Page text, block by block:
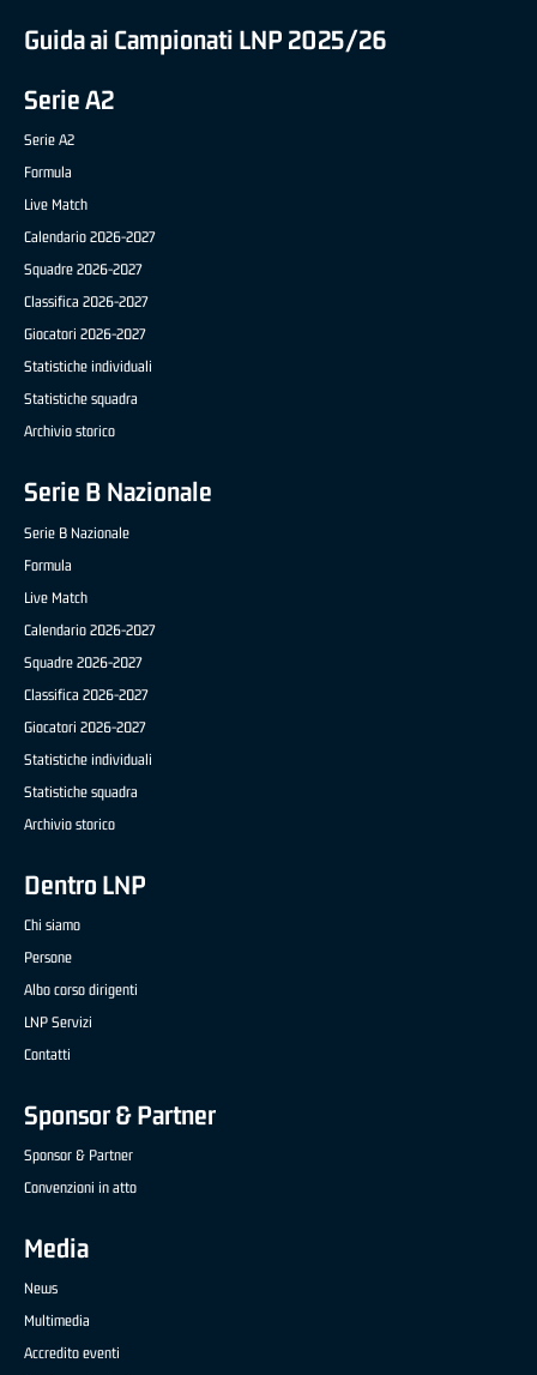
Guida ai Campionati LNP 2025/26
Serie A2
Serie A2
Formula
Live Match
Calendario 2026-2027
Squadre 2026-2027
Classifica 2026-2027
Giocatori 2026-2027
Statistiche individuali
Statistiche squadra
Archivio storico
Serie B Nazionale
Serie B Nazionale
Formula
Live Match
Calendario 2026-2027
Squadre 2026-2027
Classifica 2026-2027
Giocatori 2026-2027
Statistiche individuali
Statistiche squadra
Archivio storico
Dentro LNP
Chi siamo
Persone
Albo corso dirigenti
LNP Servizi
Contatti
Sponsor & Partner
Sponsor & Partner
Convenzioni in atto
Media
News
Multimedia
Accredito eventi